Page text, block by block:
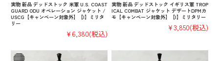
実物 新品 デッドストック 米軍 U.S. COAST
GUARD ODU オペレーション ジャケット /
USCG【キャンペーン対象外】【I】ミリタ
リー
¥6,380(税込)
実物 新品 デッドストック イギリス軍 TROP
ICAL COMBAT ジャケット デザートDPMカ
モ【キャンペーン対象外】【I】ミリタリー
¥3,850(税込)